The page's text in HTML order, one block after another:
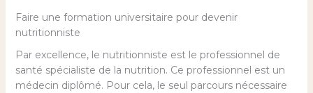
Faire une formation universitaire pour devenir
nutritionniste
Par excellence, le nutritionniste est le professionnel de
santé spécialiste de la nutrition. Ce professionnel est un
médecin diplômé. Pour cela, le seul parcours nécessaire